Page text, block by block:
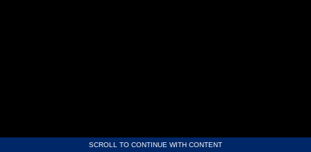
SCROLL TO CONTINUE WITH CONTENT